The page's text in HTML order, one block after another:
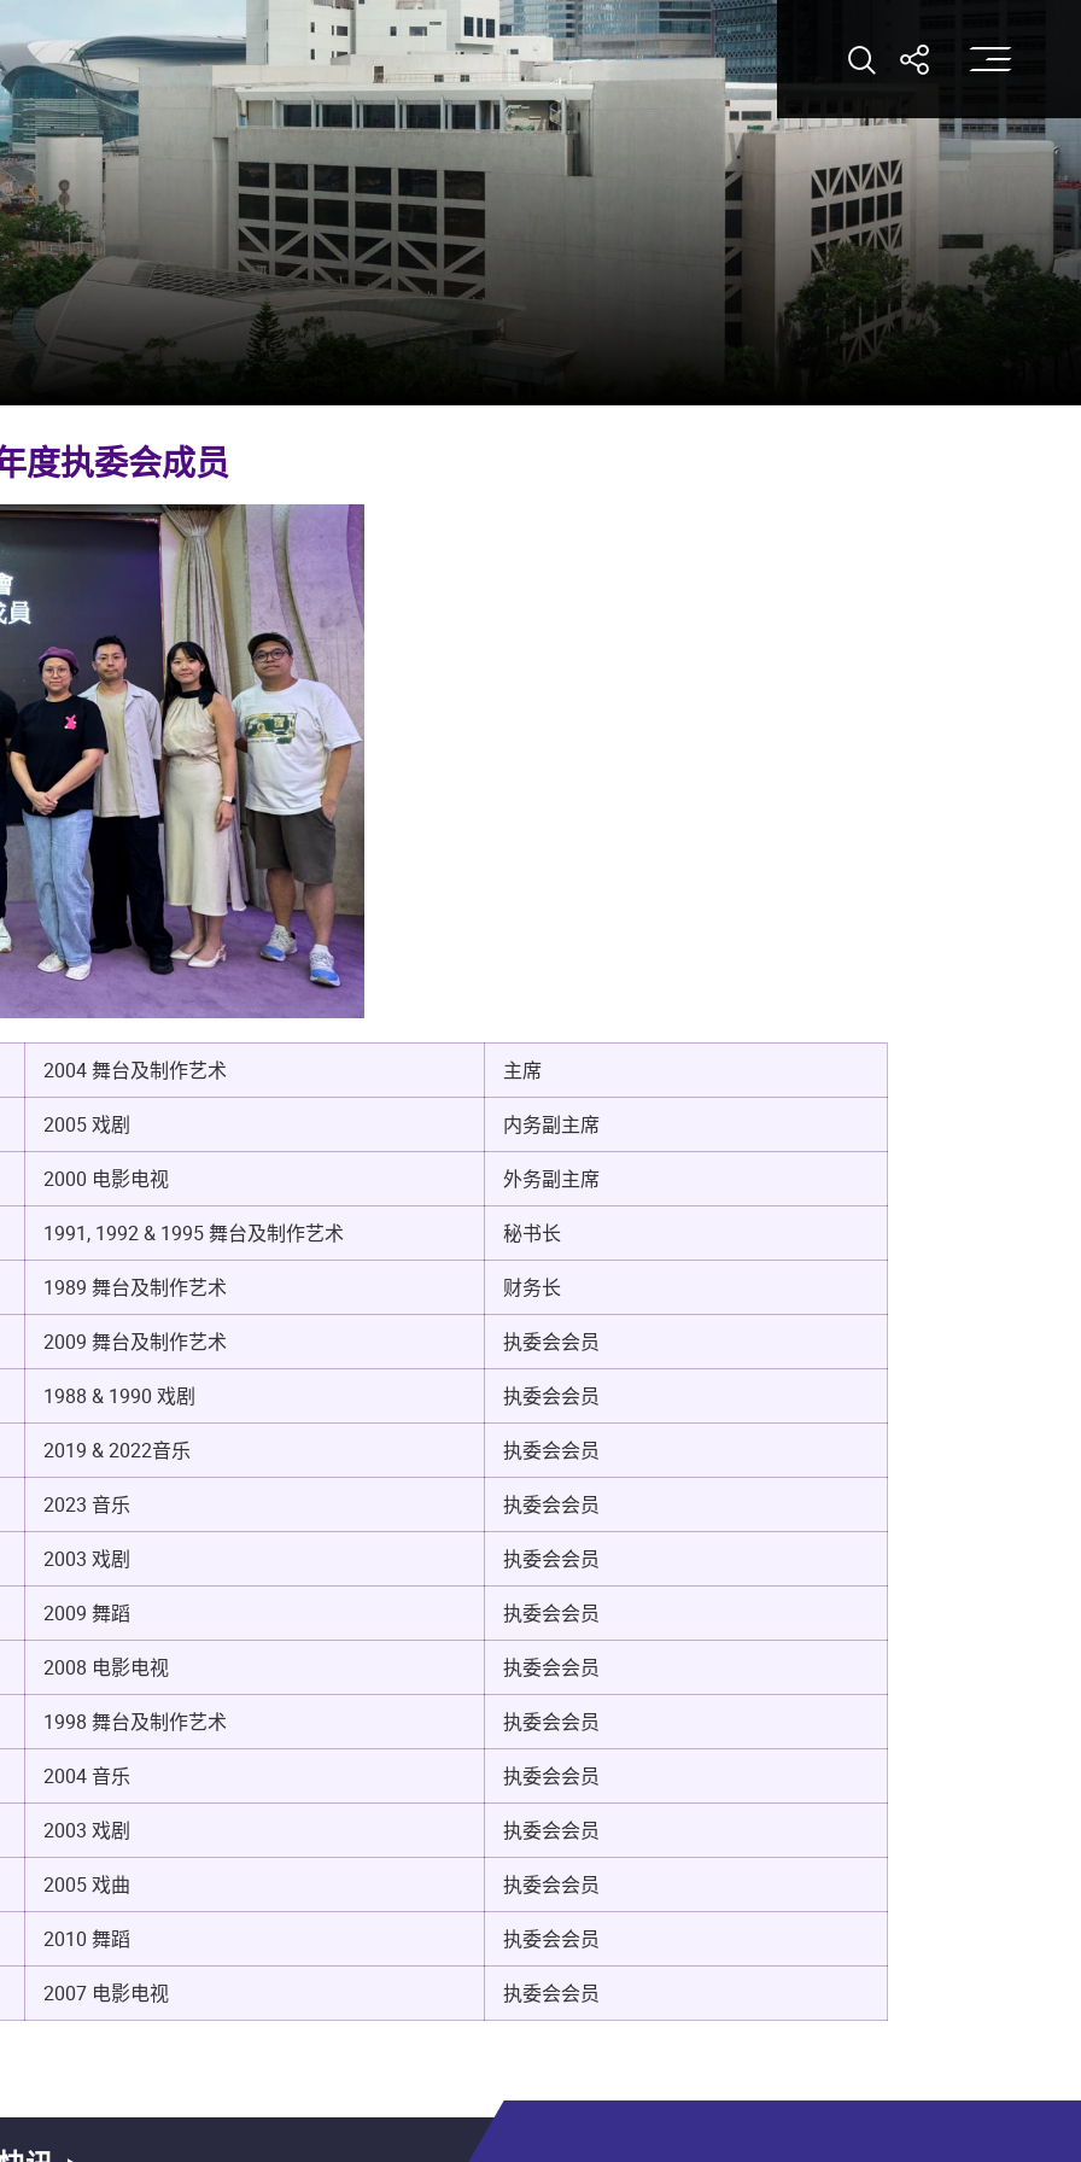
打开搜索打开分享打
度执委会成员
2004 舞台及制作艺术 主席
2005 戏剧 内务副主席
2000 电影电视 外务副主席
1991, 1992 & 1995 舞台及制作艺术 秘书长
1989 舞台及制作艺术 财务长
2009 舞台及制作艺术 执委会会员
1988 & 1990 戏剧 执委会会员
2019 & 2022音乐 执委会会员
2023 音乐 执委会会员
2003 戏剧 执委会会员
2009 舞蹈 执委会会员
2008 电影电视 执委会会员
1998 舞台及制作艺术 执委会会员
2004 音乐 执委会会员
2003 戏剧 执委会会员
2005 戏曲 执委会会员
2010 舞蹈 执委会会员
2007 电影电视 执委会会员